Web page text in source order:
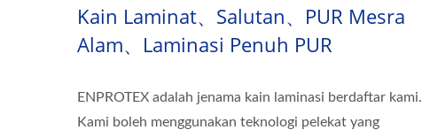
Kain Laminat、salutan、PUR Mesra
Alam、laminasi Penuh PUR
ENPROTEX adalah jenama kain laminasi berdaftar kami.
Kami boleh menggunakan teknologi pelekat yang